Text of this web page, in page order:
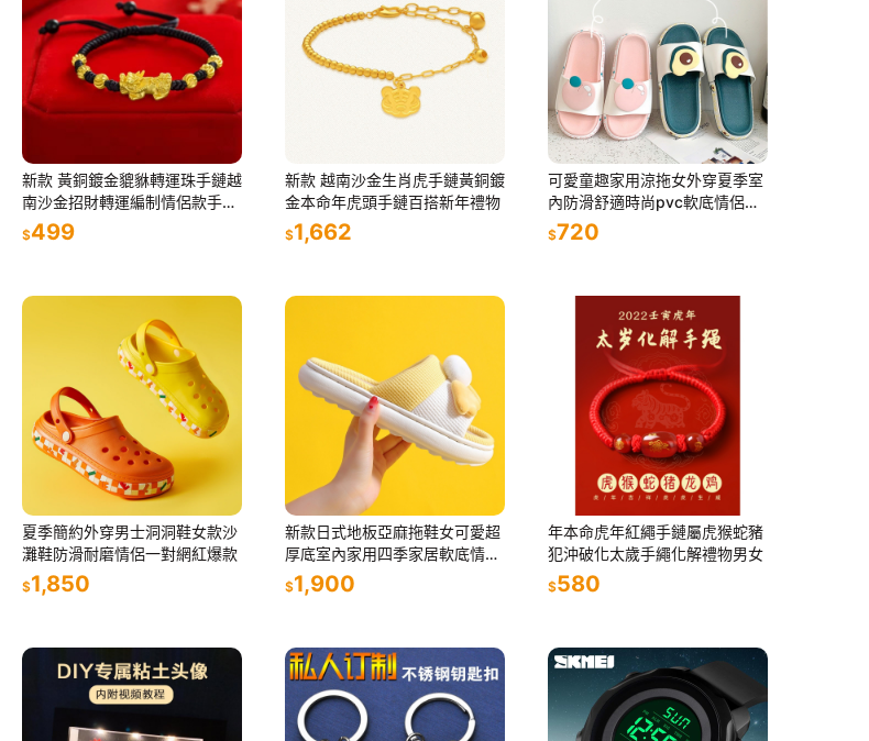
新款 黃銅鍍金貔貅轉運珠手鏈越
南沙金招財轉運編制情侶款手繩
手
$499
新款 越南沙金生肖虎手鏈黃銅鍍
金本命年虎頭手鏈百搭新年禮物
$1,662
可愛童趣家用涼拖女外穿夏季室
內防滑舒適時尚pvc軟底情侶一
對男
$720
夏季簡約外穿男士洞洞鞋女款沙
灘鞋防滑耐磨情侶一對網紅爆款
$1,850
新款日式地板亞麻拖鞋女可愛超
厚底室內家用四季家居軟底情侶
一對
$1,900
年本命虎年紅繩手鏈屬虎猴蛇豬
犯沖破化太歲手繩化解禮物男女
$580